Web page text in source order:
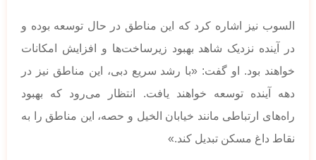
السوب نیز اشاره کرد که این مناطق در حال توسعه بوده و
در آینده نزدیک شاهد بهبود زیرساخت‌ها و افزایش امکانات
خواهند بود. او گفت: «با رشد سریع دبی، این مناطق نیز در
دهه آینده توسعه خواهند یافت. انتظار می‌رود که بهبود
راه‌های ارتباطی مانند خیابان الخیل و حصه، این مناطق را به
نقاط داغ مسکن تبدیل کند.»